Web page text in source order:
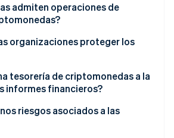
2026
Stripe construye la infraestructura
admiten operaciones de
organizaciones proteger los
tesorería de criptomonedas a la
informes financieros?
riesgos asociados a las